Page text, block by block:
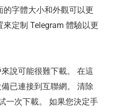
字體大小和外觀可以更
定制 Telegram 體驗以更
說可能很難下載。 在這
已連接到互聯網。 清除
一次下載。 如果您決定手